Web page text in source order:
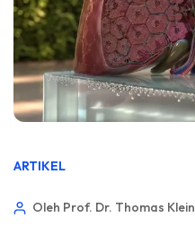
ARTIKEL
Oleh Prof. Dr. Thomas Klein